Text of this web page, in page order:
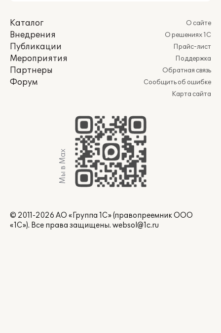
Каталог
Внедрения
Публикации
Мероприятия
Партнеры
Форум
О сайте
О решениях 1С
Прайс-лист
Поддержка
Обратная связь
Сообщить об ошибке
Карта сайта
Мы в Max
© 2011-2026 АО «Группа 1С» (правопреемник ООО
«1С»). Все права защищены. websol@1c.ru